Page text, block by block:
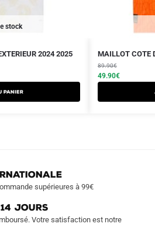
stock
2024 2025
PANIER
MAILLOT COTE
89.90€
Le
prix
initial
était :
49.90€
Le
prix
actuel
est :
Ce
produit
a
page
supérieures à 99€
JOURS
Votre satisfaction est notre